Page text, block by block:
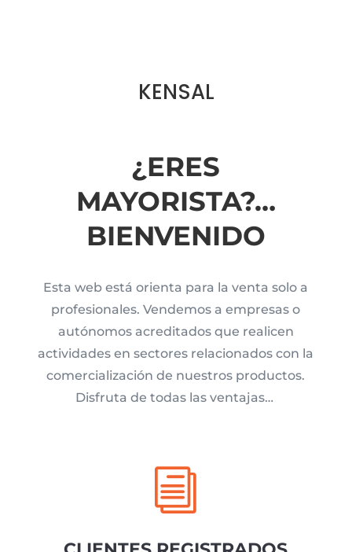
KENSAL
¿ERES
MAYORISTA?…
BIENVENIDO
Esta web está orienta para la venta solo a
profesionales. Vendemos a empresas o
autónomos acreditados que realicen
actividades en sectores relacionados con la
comercialización de nuestros productos.
Disfruta de todas las ventajas…
i